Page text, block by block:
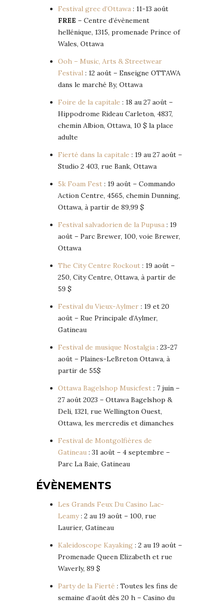
Festival grec d’Ottawa : 11-13 août
FREE – Centre d’évènement
hellénique, 1315, promenade Prince of
Wales, Ottawa
Ooh – Music, Arts & Streetwear
Festival : 12 août – Enseigne OTTAWA
dans le marché By, Ottawa
Foire de la capitale : 18 au 27 août –
Hippodrome Rideau Carleton, 4837,
chemin Albion, Ottawa, 10 $ la place
adulte
Fierté dans la capitale : 19 au 27 août –
Studio 2 403, rue Bank, Ottawa
5k Foam Fest : 19 août – Commando
Action Centre, 4565, chemin Dunning,
Ottawa, à partir de 89,99 $
Festival salvadorien de la Pupusa : 19
août – Parc Brewer, 100, voie Brewer,
Ottawa
The City Centre Rockout : 19 août –
250, City Centre, Ottawa, à partir de
59 $
Festival du Vieux-Aylmer : 19 et 20
août – Rue Principale d’Aylmer,
Gatineau
Festival de musique Nostalgia : 23-27
août – Plaines-LeBreton Ottawa, à
partir de 55$
Ottawa Bagelshop Musicfest : 7 juin –
27 août 2023 – Ottawa Bagelshop &
Deli, 1321, rue Wellington Ouest,
Ottawa, les mercredis et dimanches
Festival de Montgolfières de
Gatineau : 31 août – 4 septembre –
Parc La Baie, Gatineau
ÉVÈNEMENTS
Les Grands Feux Du Casino Lac-
Leamy: 2 au 19 août – 100, rue
Laurier, Gatineau
Kaleidoscope Kayaking : 2 au 19 août –
Promenade Queen Elizabeth et rue
Waverly, 89 $
Party de la Fierté : Toutes les fins de
semaine d’août dès 20 h – Casino du